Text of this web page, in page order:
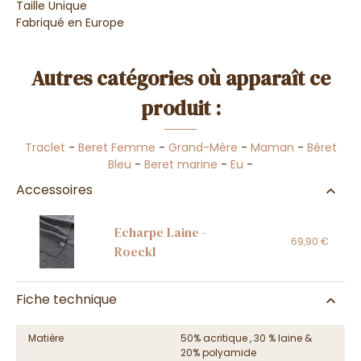
Taille Unique
Fabriqué en Europe
Autres catégories où apparaît ce
produit :
Traclet - Beret Femme - Grand-Mère - Maman - Béret
Bleu - Beret marine - Eu -
Accessoires
Echarpe Laine -
Roeckl
69,90 €
Fiche technique
Matière
50% acritique , 30 % laine &
20% polyamide